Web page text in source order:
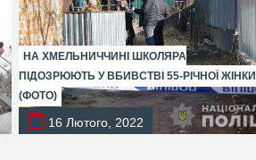
НА ХМЕЛЬНИЧЧИНІ ШКОЛЯРА
ПІДОЗРЮЮТЬ У ВБИВСТВІ 55-РІЧНОЇ ЖІНКИ
(ФОТО)
16 Лютого, 2022